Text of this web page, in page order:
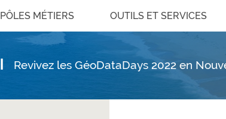
PÔLES MÉTIERS OUTILS ET SERVICES
Revivez les GéoDataDays 2022 en